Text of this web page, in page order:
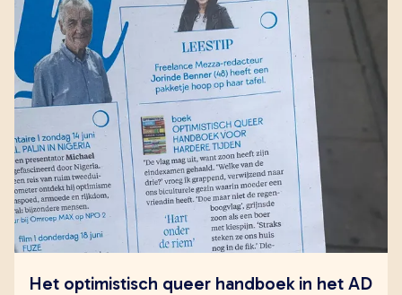
Het optimistisch queer handboek in het AD